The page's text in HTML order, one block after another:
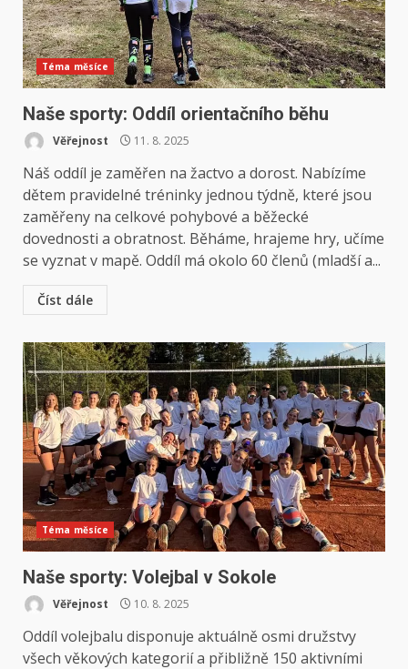
Téma měsíce
Naše sporty: Oddíl orientačního běhu
Věřejnost 11. 8. 2025
Náš oddíl je zaměřen na žactvo a dorost. Nabízíme
dětem pravidelné tréninky jednou týdně, které jsou
zaměřeny na celkové pohybové a běžecké
dovednosti a obratnost. Běháme, hrajeme hry, učíme
se vyznat v mapě. Oddíl má okolo 60 členů (mladší a...
Číst dále
Téma měsíce
Naše sporty: Volejbal v Sokole
Věřejnost 10. 8. 2025
Oddíl volejbalu disponuje aktuálně osmi družstvy
všech věkových kategorií a přibližně 150 aktivními